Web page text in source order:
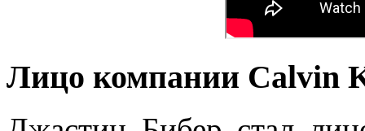
Лицо компании Calvin